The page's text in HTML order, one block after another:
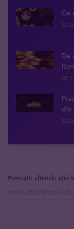
Ce
De
din
Primește ultimele știri